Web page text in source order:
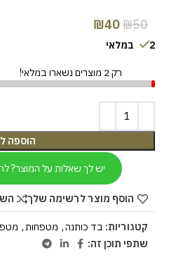
₪50
₪40
2 במלאי
רק 2 מוצרים נשארו במלאי!
הוספה
יש לך שאלות על המוצר?
הוסף מוצר לרשימה שלך
קטגוריות: בד כותנה, מטפחות,
שתפי תוכן זה: